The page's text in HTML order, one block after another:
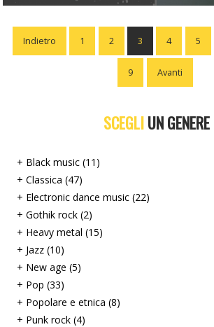
Indietro 1 2 3 4 5
9 Avanti
SCEGLIUN GENERE
+ Black music (11)
+ Classica (47)
+ Electronic dance music (22)
+ Gothik rock (2)
+ Heavy metal (15)
+ Jazz (10)
+ New age (5)
+ Pop (33)
+ Popolare e etnica (8)
+ Punk rock (4)